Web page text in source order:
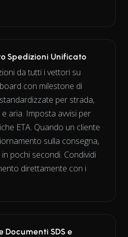
Spedizioni Unificato
da tutti i vettori su
con milestone di
per strada,
aria. Imposta avvisi per
ETA. Quando un cliente
sulla consegna,
pochi secondi. Condividi
direttamente con i
Documenti SDS e